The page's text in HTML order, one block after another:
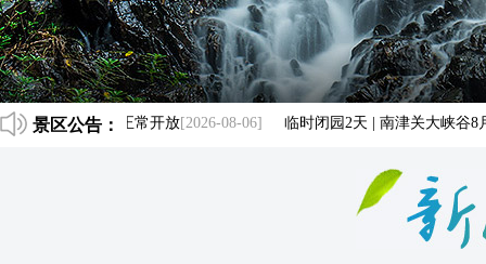
景区公告：
自8月7日起正常开放[2026-08-06] 临时闭园2天 | 南津关大峡谷8月5